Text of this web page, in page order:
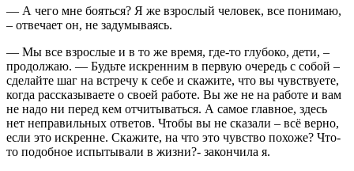
— А чего мне бояться? Я же взрослый человек, все понимаю,
– отвечает он, не задумываясь.
— Мы все взрослые и в то же время, где-то глубоко, дети, –
продолжаю. — Будьте искренним в первую очередь с собой –
сделайте шаг на встречу к себе и скажите, что вы чувствуете,
когда рассказываете о своей работе. Вы же не на работе и вам
не надо ни перед кем отчитываться. А самое главное, здесь
нет неправильных ответов. Чтобы вы не сказали – всё верно,
если это искренне. Скажите, на что это чувство похоже? Что-
то подобное испытывали в жизни?- закончила я.